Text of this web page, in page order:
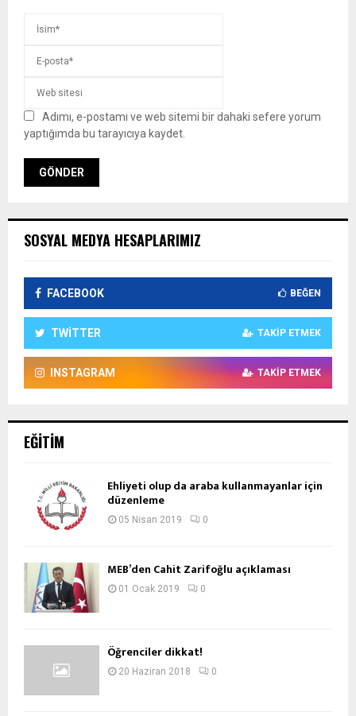
Adımı, e-postamı ve web sitemi bir dahaki sefere yorum
yaptığımda bu tarayıcıya kaydet.
SOSYAL MEDYA HESAPLARIMIZ
FACEBOOK BEĞEN
TWITTER TAKIP ETMEK
INSTAGRAM TAKIP ETMEK
EĞITIM
Ehliyeti olup da araba kullanmayanlar için
düzenleme
05 Nisan 2019 0
MEB’den Cahit Zarifoğlu açıklaması
01 Ocak 2019 0
Öğrenciler dikkat!
20 Haziran 2018 0